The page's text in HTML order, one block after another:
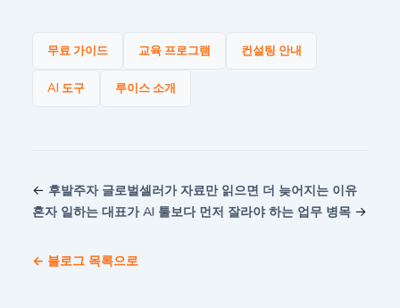
무료 가이드 교육 프로그램 컨설팅 안내
AI 도구 루이스 소개
← 후발주자 글로벌셀러가 자료만 읽으면 더 늦어지는 이유
혼자 일하는 대표가 AI 툴보다 먼저 잘라야 하는 업무 병목 →
← 블로그 목록으로